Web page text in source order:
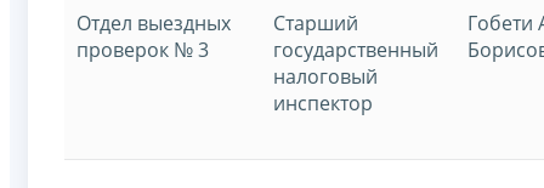
Отдел выездных
проверок № 3
Старший
государственный
налоговый
инспектор
Гобети